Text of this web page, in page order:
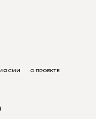
СМИ О ПРОЕКТЕ